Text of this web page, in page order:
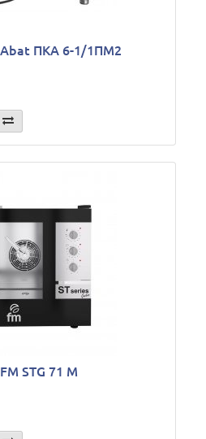
ПКА 6-1/1ПМ2
STG 71 M